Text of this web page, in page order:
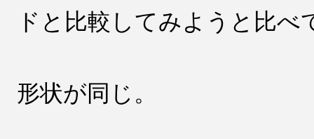
ドと比較してみようと比べ
形状が同じ。